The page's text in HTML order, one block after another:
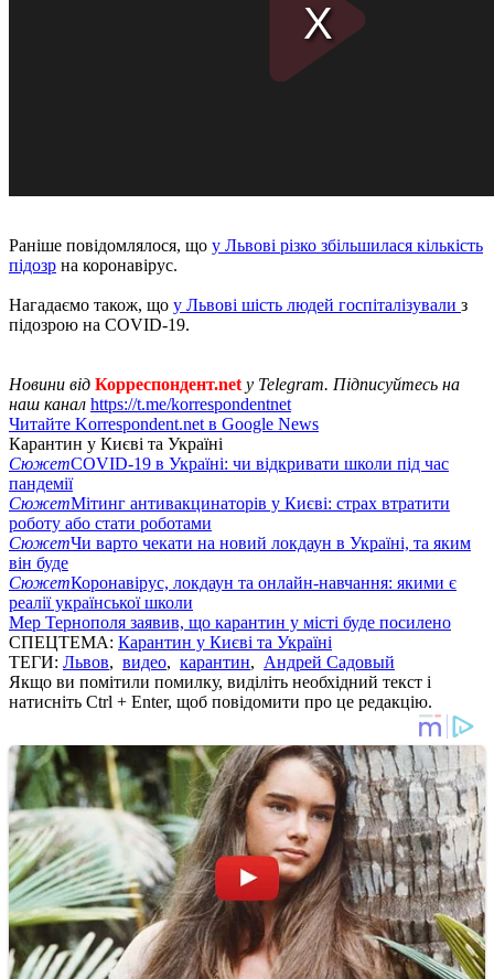
Раніше повідомлялося, що у Львові різко збільшилася кількість
підозр на коронавірус.
Нагадаємо також, що у Львові шість людей госпіталізували з
підозрою на COVID-19.
Новини від Корреспондент.net у Telegram. Підписуйтесь на
наш канал https://t.me/korrespondentnet
Читайте Korrespondent.net в Google News
Карантин у Києві та Україні
СюжетCOVID-19 в Україні: чи відкривати школи під час
пандемії
СюжетМітинг антивакцинаторів у Києві: страх втратити
роботу або стати роботами
СюжетЧи варто чекати на новий локдаун в Україні, та яким
він буде
СюжетКоронавірус, локдаун та онлайн-навчання: якими є
реалії української школи
Мер Тернополя заявив, що карантин у місті буде посилено
СПЕЦТЕМА: Карантин у Києві та Україні
ТЕГИ: Львов, видео, карантин, Андрей Садовый
Якщо ви помітили помилку, виділіть необхідний текст і
натисніть Ctrl + Enter, щоб повідомити про це редакцію.